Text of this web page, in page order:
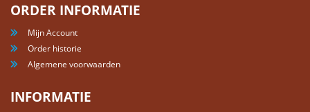
ORDER INFORMATIE
Mijn Account
Order historie
Algemene voorwaarden
INFORMATIE